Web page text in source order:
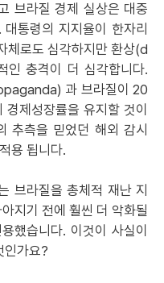
브라질 경제 실상은 대중
통령의 지지율이 한자리
체로도 심각하지만 환상(d
인 충격이 더 심각합니다.
과 브라질이 20
제성장률을 유지할 것이
추측을 믿었던 해외 감시
용 됩니다.
라질을 총체적 재난 지
지기 전에 훨씬 더 악화될
했습니다. 이것이 사실이
인가요?